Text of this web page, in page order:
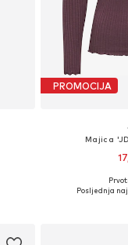
PROMOCIJA
Majica
Dostupne
Posljednja